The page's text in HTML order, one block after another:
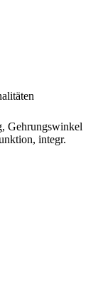
Gehrungswinkel
integr.